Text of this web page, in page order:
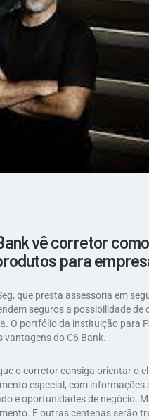
vê corretor
para
que presta assessoria em
seguros a possibilidade
O portfólio da instituição para
vantagens do C6 Bank.
o corretor consiga orientar o
especial, com
e oportunidades de negócio.
E outras centenas serão